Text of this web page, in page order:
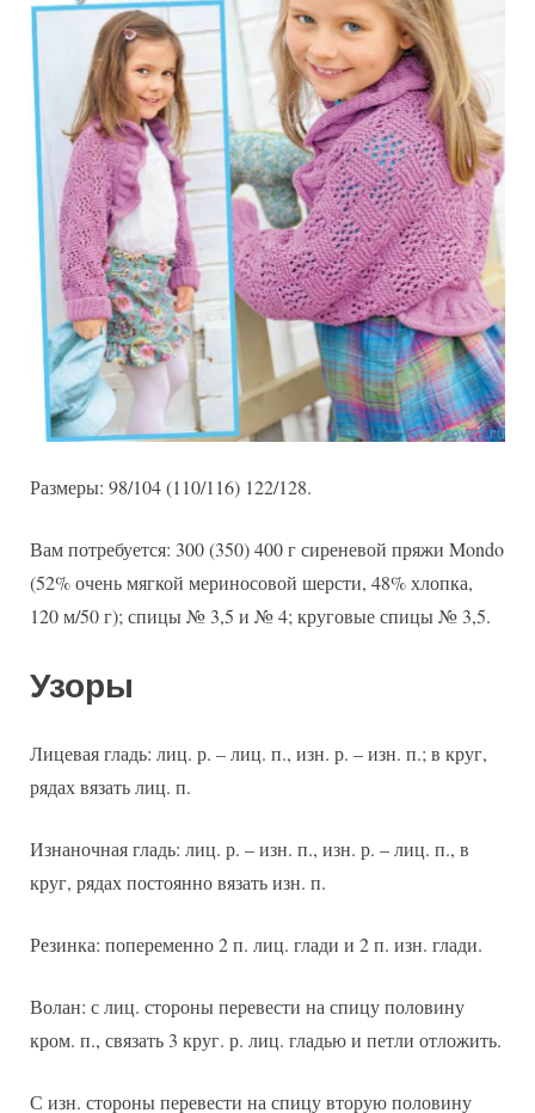
Размеры: 98/104 (110/116) 122/128.
Вам потребуется: 300 (350) 400 г сиреневой пряжи Mondo
(52% очень мягкой мериносовой шерсти, 48% хлопка,
120 м/50 г); спицы № 3,5 и № 4; круговые спицы № 3,5.
Узоры
Лицевая гладь: лиц. р. – лиц. п., изн. р. – изн. п.; в круг,
рядах вязать лиц. п.
Изнаночная гладь: лиц. р. – изн. п., изн. р. – лиц. п., в
круг, рядах постоянно вязать изн. п.
Резинка: попеременно 2 п. лиц. глади и 2 п. изн. глади.
Волан: с лиц. стороны перевести на спицу половину
кром. п., связать 3 круг. р. лиц. гладью и петли отложить.
С изн. стороны перевести на спицу вторую половину